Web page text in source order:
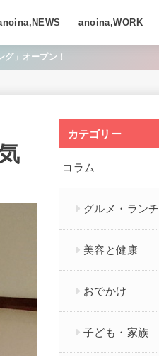
anoina,WORK
」オープン！
カテゴリー
コラム
グルメ・ランチ
美容と健康
おでかけ
子ども・家族